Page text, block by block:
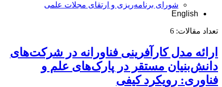
شورای برنامه‌ریزی و ارتقای مجلات علمی
English
تعداد مقالات: 6
ارائه مدل کارآفرینی فناورانه در شرکت‌های
دانش‌بنیان مستقر در پارک‌های علم و
فناوری: رویکرد کیفی